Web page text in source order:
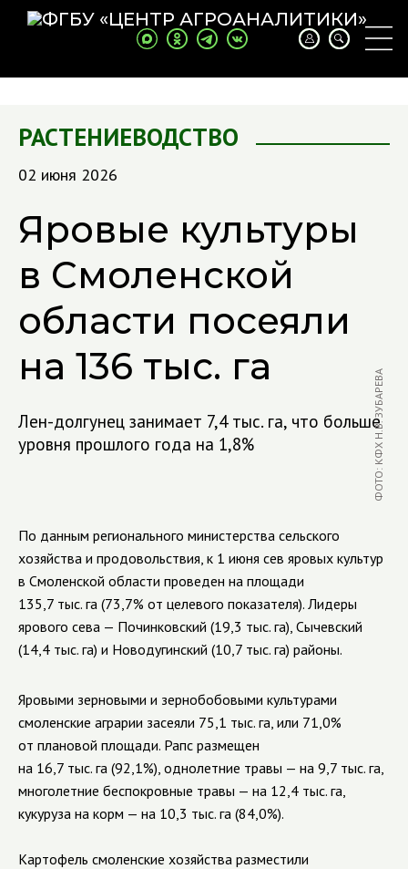
РАСТЕНИЕВОДСТВО
02 июня 2026
Яровые культуры
в Смоленской
области посеяли
на 136 тыс. га
Лен-долгунец занимает 7,4 тыс. га, что больше
уровня прошлого года на 1,8%
ФОТО: КФХ Н.В. ЗУБАРЕВА
По данным регионального министерства сельского
хозяйства и продовольствия, к 1 июня сев яровых культур
в Смоленской области проведен на площади
135,7 тыс. га (73,7% от целевого показателя). Лидеры
ярового сева — Починковский (19,3 тыс. га), Сычевский
(14,4 тыс. га) и Новодугинский (10,7 тыс. га) районы.
Яровыми зерновыми и зернобобовыми культурами
смоленские аграрии засеяли 75,1 тыс. га, или 71,0%
от плановой площади. Рапс размещен
на 16,7 тыс. га (92,1%), однолетние травы — на 9,7 тыс. га,
многолетние беспокровные травы — на 12,4 тыс. га,
кукуруза на корм — на 10,3 тыс. га (84,0%).
Картофель смоленские хозяйства разместили